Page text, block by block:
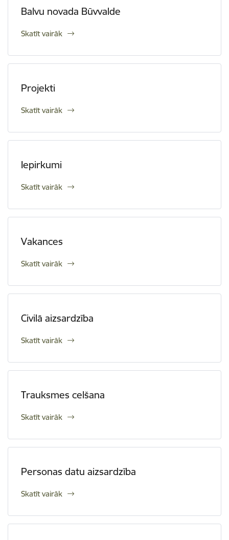
Balvu novada Būvvalde
Skatīt vairāk
Projekti
Skatīt vairāk
Iepirkumi
Skatīt vairāk
Vakances
Skatīt vairāk
Civilā aizsardzība
Skatīt vairāk
Trauksmes celšana
Skatīt vairāk
Personas datu aizsardzība
Skatīt vairāk